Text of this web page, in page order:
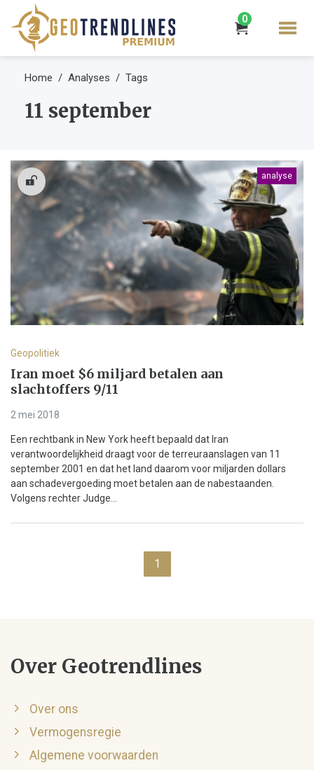
0
Home Analyses Tags
11 september
analyse
Geopolitiek
Iran moet $6 miljard betalen aan
slachtoffers 9/11
2 mei 2018
Een rechtbank in New York heeft bepaald dat Iran
verantwoordelijkheid draagt voor de terreuraanslagen van 11
september 2001 en dat het land daarom voor miljarden dollars
aan schadevergoeding moet betalen aan de nabestaanden.
Volgens rechter Judge...
1
Over Geotrendlines
Over ons
Vermogensregie
Algemene voorwaarden